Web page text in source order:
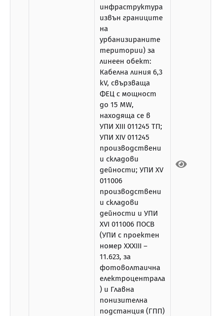
инфраструктура
извън границите
на
урбанизираните
територии) за
линеен обект:
Кабелна линия 6,3
kV, свързваща
ФЕЦ с мощност
до 15 MW,
находяща се в
УПИ XIII 011245 ТП;
УПИ XIV 011245
производствени
и складови
дейности; УПИ XV
011006
производствени
и складови
дейности и УПИ
XVI 011006 ПОСВ
(УПИ с проектен
номер ХХХІІІ –
11.623, за
фотоволтаична
електроцентрала
) и Главна
понизителна
подстанция (ГПП)